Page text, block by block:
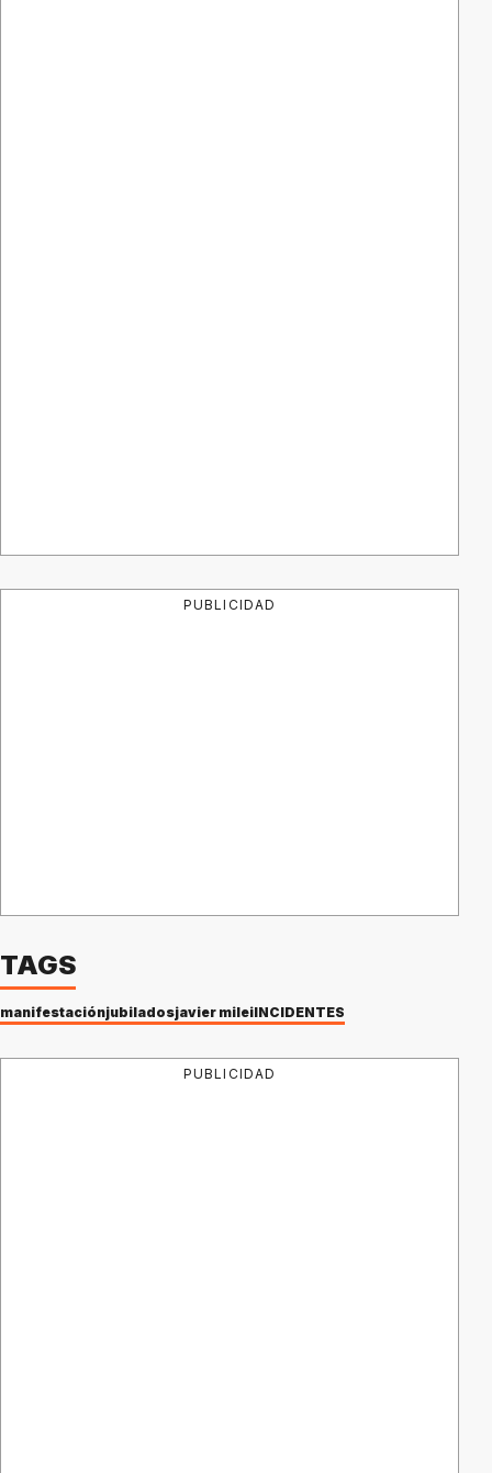
PUBLICIDAD
TAGS
manifestaciónjubiladosjavier mileiINCIDENTES
PUBLICIDAD